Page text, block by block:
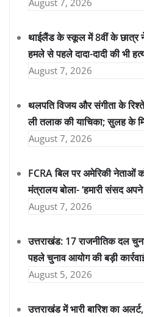
August 7, 2026
थाईलैंड के स्कूल में 8वीं के छात्र
हमले से पहले दादा-दादी की भी
August 7, 2026
थलपति विजय और संगीता के
ली तलाक की याचिका; सुलह के
August 7, 2026
FCRA बिल पर अमेरिकी नेताओं
मंत्रालय बोला- ‘हमारी संसद
August 7, 2026
उत्तराखंड: 17 राजनीतिक दल
पहले चुनाव आयोग की बड़ी
August 5, 2026
उत्तराखंड में भारी बारिश का